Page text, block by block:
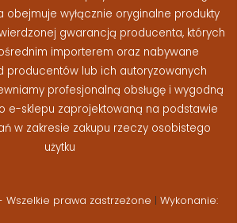
obejmuje wyłącznie oryginalne produkty
gwarancją producenta, których
importerem oraz nabywane
producentów lub ich autoryzowanych
profesjonalną obsługę i wygodną
e-sklepu zaprojektowaną na podstawie
w zakresie zakupu rzeczy osobistego
użytku
prawa zastrzeżone | Wykonanie: